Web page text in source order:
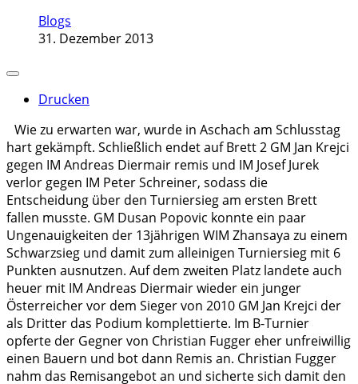
Blogs
31. Dezember 2013
Drucken
Wie zu erwarten war, wurde in Aschach am Schlusstag
hart gekämpft. Schließlich endet auf Brett 2 GM Jan Krejci
gegen IM Andreas Diermair remis und IM Josef Jurek
verlor gegen IM Peter Schreiner, sodass die
Entscheidung über den Turniersieg am ersten Brett
fallen musste. GM Dusan Popovic konnte ein paar
Ungenauigkeiten der 13jährigen WIM Zhansaya zu einem
Schwarzsieg und damit zum alleinigen Turniersieg mit 6
Punkten ausnutzen. Auf dem zweiten Platz landete auch
heuer mit IM Andreas Diermair wieder ein junger
Österreicher vor dem Sieger von 2010 GM Jan Krejci der
als Dritter das Podium komplettierte. Im B-Turnier
opferte der Gegner von Christian Fugger eher unfreiwillig
einen Bauern und bot dann Remis an. Christian Fugger
nahm das Remisangebot an und sicherte sich damit den